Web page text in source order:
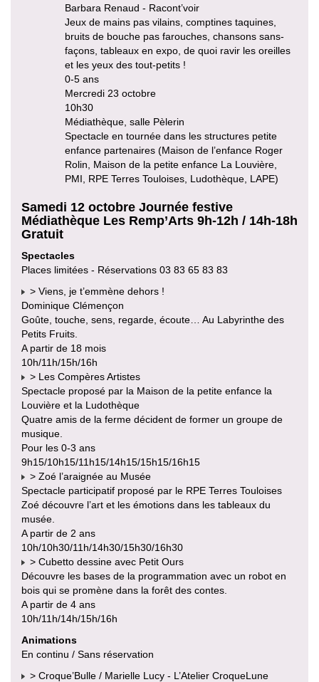
Barbara Renaud - Racont’voir
Jeux de mains pas vilains, comptines taquines,
bruits de bouche pas farouches, chansons sans-
façons, tableaux en expo, de quoi ravir les oreilles
et les yeux des tout-petits !
0-5 ans
Mercredi 23 octobre
10h30
Médiathèque, salle Pèlerin
Spectacle en tournée dans les structures petite
enfance partenaires (Maison de l’enfance Roger
Rolin, Maison de la petite enfance La Louvière,
PMI, RPE Terres Touloises, Ludothèque, LAPE)
Samedi 12 octobre Journée festive
Médiathèque Les Remp’Arts 9h-12h / 14h-18h
Gratuit
Spectacles
Places limitées - Réservations 03 83 65 83 83
> Viens, je t’emmène dehors !
Dominique Clémençon
Goûte, touche, sens, regarde, écoute… Au Labyrinthe des
Petits Fruits.
A partir de 18 mois
10h/11h/15h/16h
> Les Compères Artistes
Spectacle proposé par la Maison de la petite enfance la
Louvière et la Ludothèque
Quatre amis de la ferme décident de former un groupe de
musique.
Pour les 0-3 ans
9h15/10h15/11h15/14h15/15h15/16h15
> Zoé l’araignée au Musée
Spectacle participatif proposé par le RPE Terres Touloises
Zoé découvre l’art et les émotions dans les tableaux du
musée.
A partir de 2 ans
10h/10h30/11h/14h30/15h30/16h30
> Cubetto dessine avec Petit Ours
Découvre les bases de la programmation avec un robot en
bois qui se promène dans la forêt des contes.
A partir de 4 ans
10h/11h/14h/15h/16h
Animations
En continu / Sans réservation
> Croque’Bulle / Marielle Lucy - L’Atelier CroqueLune